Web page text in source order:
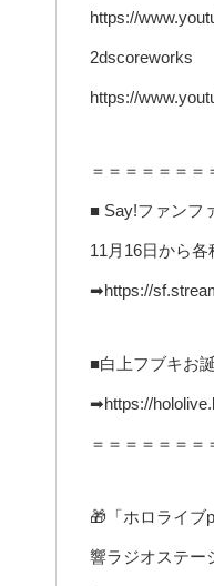
https://
2dscoreworks
https://
＝＝＝＝＝＝
■ Say!ファンフ
11月16日から
➡https://
■白上フブキお
➡https://
＝＝＝＝＝＝
🎁「ホロライブ
響ラジオステー